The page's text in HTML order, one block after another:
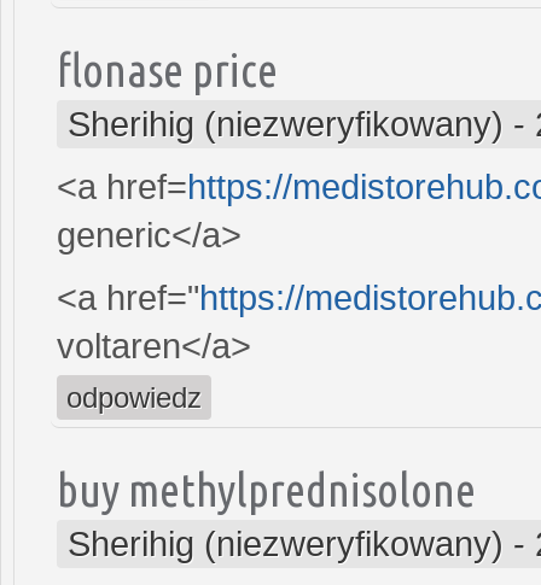
flonase price
Sherihig (niezweryfikowany) -
<a href=https://
generic</a>
<a href="https://
voltaren</a>
odpowiedz
buy methylprednisolone
Sherihig (niezweryfikowany) -